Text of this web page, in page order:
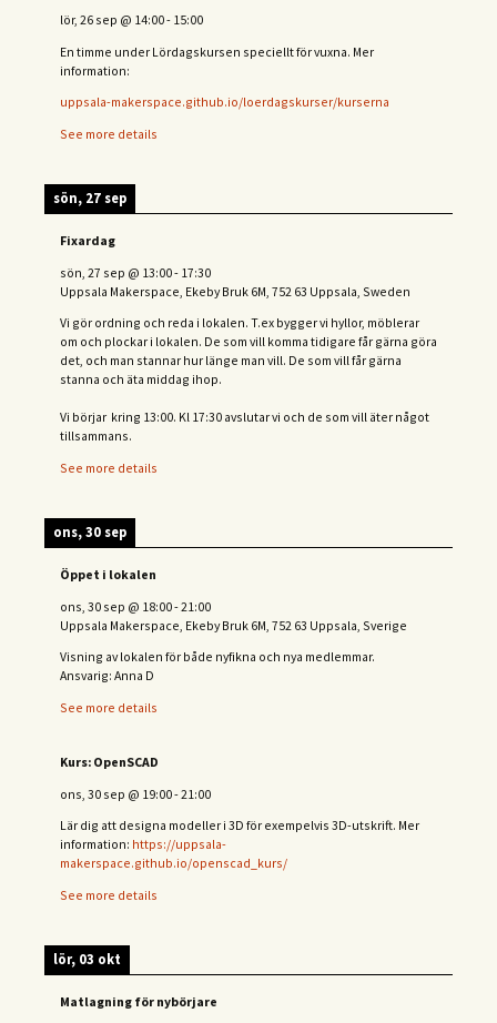
lör, 26 sep @ 14:00- 15:00
En timme under Lördagskursen speciellt för vuxna. Mer
information:
uppsala-makerspace.github.io/loerdagskurser/kurserna
See more details
sön, 27 sep
Fixardag
sön, 27 sep @ 13:00- 17:30
Uppsala Makerspace, Ekeby Bruk 6M, 752 63 Uppsala, Sweden
Vi gör ordning och reda i lokalen. T.ex bygger vi hyllor, möblerar
om och plockar i lokalen. De som vill komma tidigare får gärna göra
det, och man stannar hur länge man vill. De som vill får gärna
stanna och äta middag ihop.
Vi börjar kring 13:00. Kl 17:30 avslutar vi och de som vill äter något
tillsammans.
See more details
ons, 30 sep
Öppet i lokalen
ons, 30 sep @ 18:00-21:00
Uppsala Makerspace, Ekeby Bruk 6M, 752 63 Uppsala, Sverige
Visning av lokalen för både nyfikna och nya medlemmar.
Ansvarig: Anna D
See more details
Kurs: OpenSCAD
ons, 30 sep @ 19:00-21:00
Lär dig att designa modeller i 3D för exempelvis 3D-utskrift. Mer
information: https://uppsala-
makerspace.github.io/openscad_kurs/
See more details
lör, 03 okt
Matlagning för nybörjare